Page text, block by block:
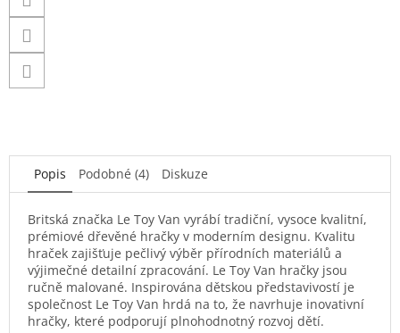
Popis Podobné (4) Diskuze
Britská značka Le Toy Van vyrábí tradiční, vysoce kvalitní,
prémiové dřevěné hračky v moderním designu. Kvalitu
hraček zajišťuje pečlivý výběr přírodních materiálů a
výjimečné detailní zpracování. Le Toy Van hračky jsou
ručně malované. Inspirována dětskou představivostí je
společnost Le Toy Van hrdá na to, že navrhuje inovativní
hračky, které podporují plnohodnotný rozvoj dětí.